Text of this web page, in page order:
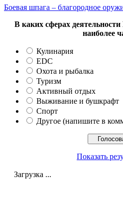
Боевая шпага – благородное
В каких сферах
наиболее
Кулинария
EDC
Охота и рыбалка
Туризм
Активный отдых
Выживание и бушкрафт
Спорт
Другое (напишите в
Показать
Загрузка ...